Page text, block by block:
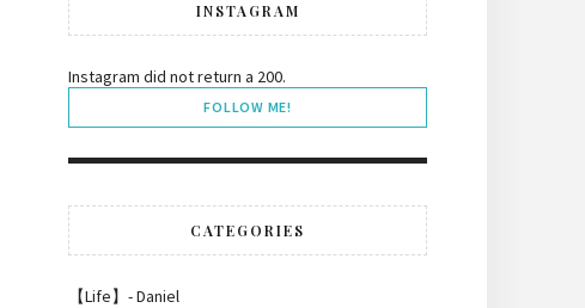
INSTAGRAM
Instagram did not return a 200.
FOLLOW ME!
CATEGORIES
【Life】- Daniel